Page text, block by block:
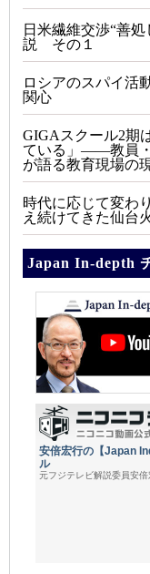
日米繊維交渉“善
説 その１
ロシアのスパイ活
関心
GIGAスクール2期
ている」——教員
が語る教育現場の
時代に応じて変わ
え続けてきた仙台
Japan In-depth